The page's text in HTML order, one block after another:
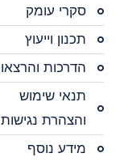
סקרי עומק
תכנון וייעוץ
הדרכות
תנאי שימוש
והצהרת נגישות
מידע נוסף